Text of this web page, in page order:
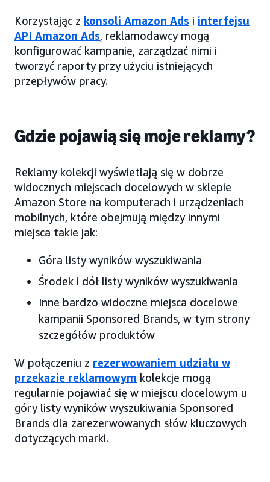
Korzystając z konsoli Amazon Ads i interfejsu
API Amazon Ads, reklamodawcy mogą
konfigurować kampanie, zarządzać nimi i
tworzyć raporty przy użyciu istniejących
przepływów pracy.
Gdzie pojawią się moje reklamy?
Reklamy kolekcji wyświetlają się w dobrze
widocznych miejscach docelowych w sklepie
Amazon Store na komputerach i urządzeniach
mobilnych, które obejmują między innymi
miejsca takie jak:
Góra listy wyników wyszukiwania
Środek i dół listy wyników wyszukiwania
Inne bardzo widoczne miejsca docelowe
kampanii Sponsored Brands, w tym strony
szczegółów produktów
W połączeniu z rezerwowaniem udziału w
przekazie reklamowym kolekcje mogą
regularnie pojawiać się w miejscu docelowym u
góry listy wyników wyszukiwania Sponsored
Brands dla zarezerwowanych słów kluczowych
dotyczących marki.